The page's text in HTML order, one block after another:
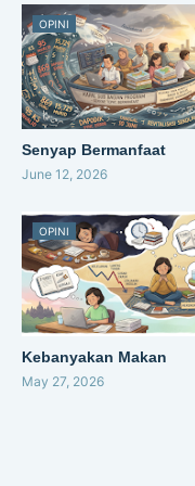
OPINI
Senyap Bermanfaat
June 12, 2026
OPINI
Kebanyakan Makan
May 27, 2026